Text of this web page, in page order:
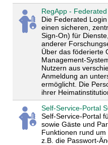
RegApp -
Die Federated
einen sicheren,
Sign-On) für
anderer
Über das föderierte
Management-
Nutzern aus
Anmeldung an
ermöglicht. Die
ihrer
Self-Service-Portal
Self-Service-Portal
sowie Gäste und
Funktionen rund
z.B. die Passwort-